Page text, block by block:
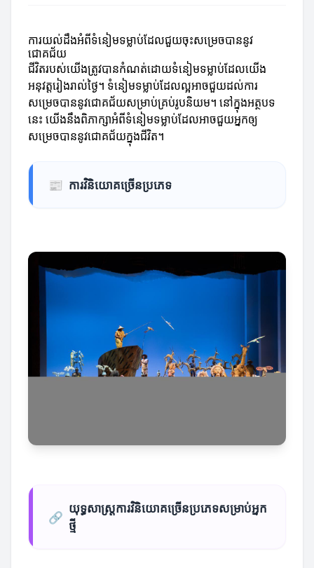
ការយល់ដឹងអំពីទំនៀមទម្លាប់ដែលជួយចុះសម្រេចបាននូវ
ជោគជ័យ
ជីវិតរបស់យើងត្រូវបានកំណត់ដោយទំនៀមទម្លាប់ដែលយើង
អនុវត្តរៀងរាល់ថ្ងៃ។ ទំនៀមទម្លាប់ដែលល្អអាចជួយដល់ការ
សម្រេចបាននូវជោគជ័យសម្រាប់គ្រប់រូបនិយម។ នៅក្នុងអត្ថបទ
នេះ យើងនឹងពិភាក្សាអំពីទំនៀមទម្លាប់ដែលអាចជួយអ្នកឲ្យ
សម្រេចបាននូវជោគជ័យក្នុងជីវិត។
📰 ការវិនិយោគច្រើនប្រភេទ
🔗
យុទ្ធសាស្ត្រការវិនិយោគច្រើនប្រភេទសម្រាប់អ្នក
ថ្មី